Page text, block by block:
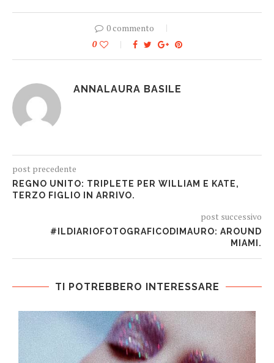
0 commento
0
ANNALAURA BASILE
post precedente
REGNO UNITO: TRIPLETE PER WILLIAM E KATE,
TERZO FIGLIO IN ARRIVO.
post successivo
#ILDIARIOFOTOGRAFICODIMAURO: AROUND
MIAMI.
TI POTREBBERO INTERESSARE